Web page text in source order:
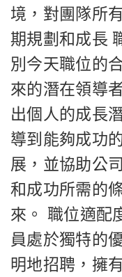
境，對團隊所
期規劃和成長
別今天職位的
來的潛在領導
出個人的成長
導到能夠成功
展，並協助公
和成功所需的
來。 職位適配
員處於獨特的
明地招聘，擁